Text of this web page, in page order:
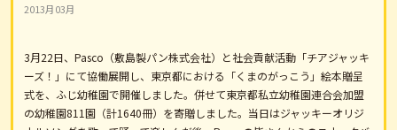
2013月03月
3月22日、Pasco（敷島製パン株式会社）と社会貢献活動「チアジャッキ
ーズ！」にて協働展開し、東京都における「くまのがっこう」絵本贈呈
式を、ふじ幼稚園で開催しました。併せて東京都私立幼稚園連合会加盟
の幼稚園811園（計1640冊）を寄贈しました。当日はジャッキーオリジ